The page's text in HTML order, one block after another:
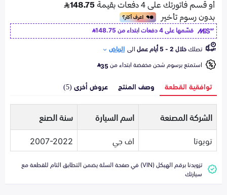
قسّمها على 4 دفعات ابتداء من
148.75
تصلكخلال 2 - 5 أيام عمل الى الرياض
استمتع برسوم شحن مخفضة ابتداء من35
توافقية القطعة وصف المنتج عروض أخرى (5)
الشركة المصنعة اسم السيارة
سنة الصنع
تويوتا
اف جي 2007-2022
تزويدنا برقم الهيكل (VIN) في صفحة السلة يضمن التطابق التام للقطعة مع
سيارتك